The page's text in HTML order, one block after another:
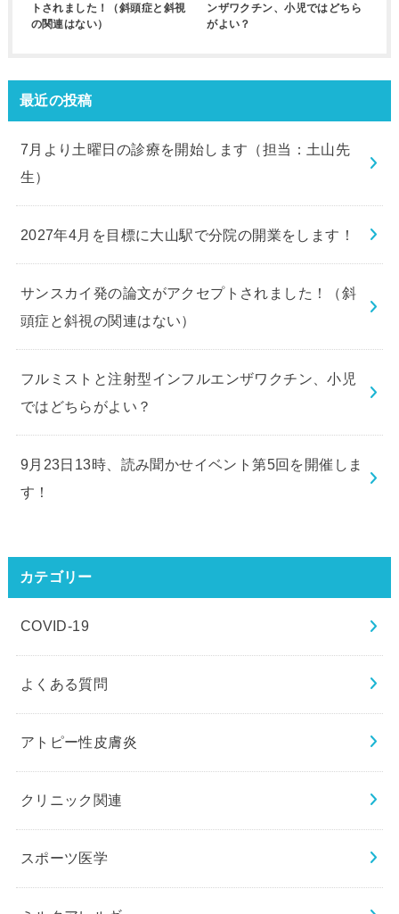
トされました！（斜頭症と斜視
の関連はない）
ンザワクチン、小児ではどちら
がよい？
最近の投稿
7月より土曜日の診療を開始します（担当：土山先
生）
2027年4月を目標に大山駅で分院の開業をします！
サンスカイ発の論文がアクセプトされました！（斜
頭症と斜視の関連はない）
フルミストと注射型インフルエンザワクチン、小児
ではどちらがよい？
9月23日13時、読み聞かせイベント第5回を開催しま
す！
カテゴリー
COVID-19
よくある質問
アトピー性皮膚炎
クリニック関連
スポーツ医学